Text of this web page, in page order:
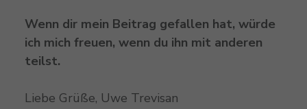
Wenn dir mein Beitrag gefallen hat, würde
ich mich freuen, wenn du ihn mit anderen
teilst.
Liebe Grüße, Uwe Trevisan